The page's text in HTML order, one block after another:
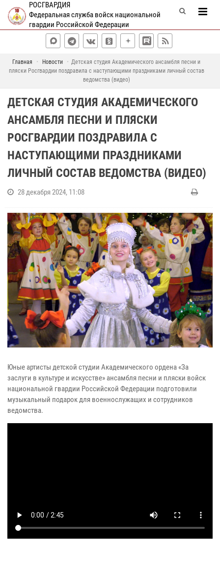
РОСГВАРДИЯ
Федеральная служба войск национальной
гвардии Российской Федерации
Главная Новости
Детская студия Академического ансамбля песни и
пляски Росгвардии поздравила с наступающими праздниками личный состав
ведомства (видео)
ДЕТСКАЯ СТУДИЯ АКАДЕМИЧЕСКОГО
АНСАМБЛЯ ПЕСНИ И ПЛЯСКИ
РОСГВАРДИИ ПОЗДРАВИЛА С
НАСТУПАЮЩИМИ ПРАЗДНИКАМИ
ЛИЧНЫЙ СОСТАВ ВЕДОМСТВА (ВИДЕО)
28 декабря 2024, 11:08
Юные артисты детской студии Академического ордена «За
заслуги в культуре и искусстве» ансамбля песни и пляски войск
национальной гвардии Российской Федерации подготовили
музыкальный подарок для военнослужащих и сотрудников
ведомства.